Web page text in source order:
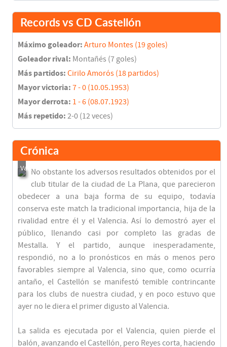
Records vs CD Castellón
Máximo goleador: Arturo Montes (19 goles)
Goleador rival: Montañés (7 goles)
Más partidos: Cirilo Amorós (18 partidos)
Mayor victoria: 7 - 0 (10.05.1953)
Mayor derrota: 1 - 6 (08.07.1923)
Más repetido: 2-0 (12 veces)
Crónica
No obstante los adversos resultados obtenidos por el
club titular de la ciudad de La Plana, que parecieron
obedecer a una baja forma de su equipo, todavía
conserva este match la tradicional importancia, hija de la
rivalidad entre él y el Valencia. Así lo demostró ayer el
público, llenando casi por completo las gradas de
Mestalla. Y el partido, aunque inesperadamente,
respondió, no a lo pronósticos en más o menos pero
favorables siempre al Valencia, sino que, como ocurría
antaño, el Castellón se manifestó temible contrincante
para los clubs de nuestra ciudad, y en poco estuvo que
ayer no le diera el primer digusto al Valencia.
La salida es ejecutada por el Valencia, quien pierde el
balón, avanzando el Castellón, pero Reyes corta, haciendo